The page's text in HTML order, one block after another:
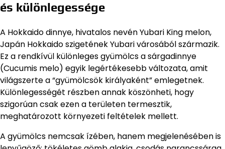
és különlegessége
A Hokkaido dinnye, hivatalos nevén Yubari King melon,
Japán Hokkaido szigetének Yubari városából származik.
Ez a rendkívül különleges gyümölcs a sárgadinnye
(Cucumis melo) egyik legértékesebb változata, amit
világszerte a “gyümölcsök királyaként” emlegetnek.
Különlegességét részben annak köszönheti, hogy
szigorúan csak ezen a területen termesztik,
meghatározott környezeti feltételek mellett.
A gyümölcs nemcsak ízében, hanem megjelenésében is